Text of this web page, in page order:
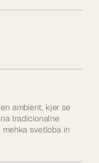
ambient, kjer se
tradicionalne
svetloba in